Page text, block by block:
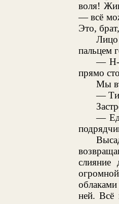
воля!
— всё
Это,
Лицо
пальцем
— Н-
прямо
Мы
—
—
ней. Всё